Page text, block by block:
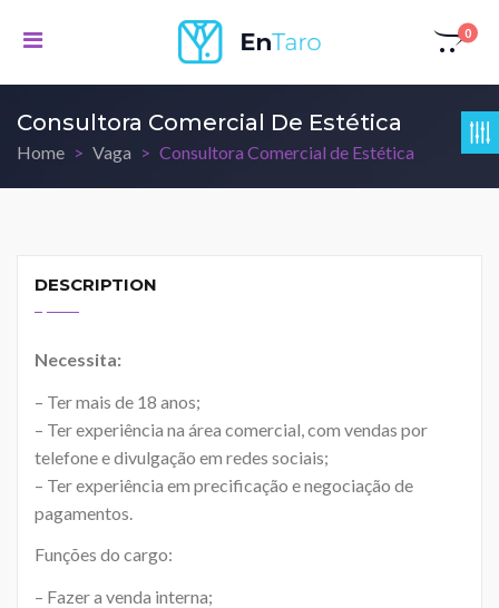
0
Consultora Comercial De Estética
Home Vaga Consultora Comercial de Estética
DESCRIPTION
Necessita:
– Ter mais de 18 anos;
– Ter experiência na área comercial, com vendas por
telefone e divulgação em redes sociais;
– Ter experiência em precificação e negociação de
pagamentos.
Funções do cargo:
– Fazer a venda interna;